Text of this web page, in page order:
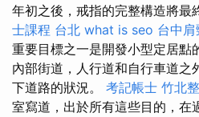
年初之後，戒指的完整構造將最
士課程 台北 what is seo 台中
重要目標之一是開發小型定居點
內部街道，人行道和自行車道之
下道路的狀況。 考記帳士 竹北
室寫道，出於所有這些目的，在